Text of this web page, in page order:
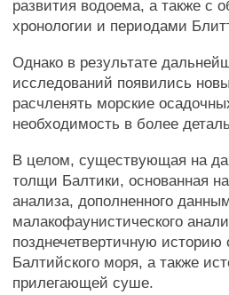
развития водоема, а также с
хронологии и периодами
Однако в результате
исследований появились
расчленять морские
необходимость в более
В целом, существующая на
толщи Балтики, основанная
анализа, дополненного
малакофаунистического
позднечетвертичную историю
Балтийского моря, а также
прилегающей суше.